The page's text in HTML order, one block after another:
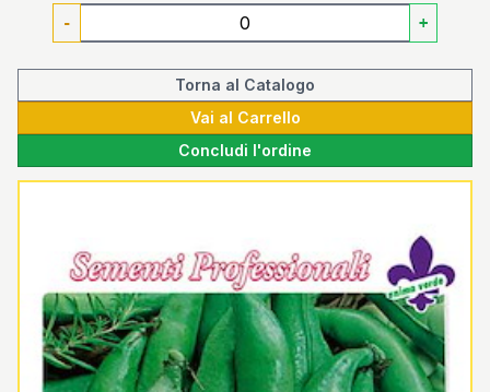
- +
Torna al Catalogo
Vai al Carrello
Concludi l'ordine